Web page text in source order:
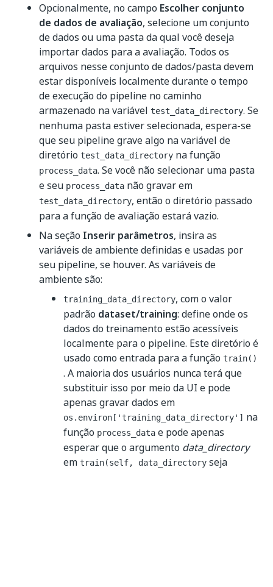
Opcionalmente, no campo Escolher conjunto
de dados de avaliação, selecione um conjunto
de dados ou uma pasta da qual você deseja
importar dados para a avaliação. Todos os
arquivos nesse conjunto de dados/pasta devem
estar disponíveis localmente durante o tempo
de execução do pipeline no caminho
armazenado na variável test_data_directory. Se
nenhuma pasta estiver selecionada, espera-se
que seu pipeline grave algo na variável de
diretório test_data_directory na função
process_data. Se você não selecionar uma pasta
e seu process_data não gravar em
test_data_directory, então o diretório passado
para a função de avaliação estará vazio.
Na seção Inserir parâmetros, insira as
variáveis de ambiente definidas e usadas por
seu pipeline, se houver. As variáveis de
ambiente são:
training_data_directory, com o valor
padrão dataset/training: define onde os
dados do treinamento estão acessíveis
localmente para o pipeline. Este diretório é
usado como entrada para a função train()
. A maioria dos usuários nunca terá que
substituir isso por meio da UI e pode
apenas gravar dados em
os.environ['training_data_directory'] na
função process_data e pode apenas
esperar que o argumento data_directory
em train(self, data_directory seja